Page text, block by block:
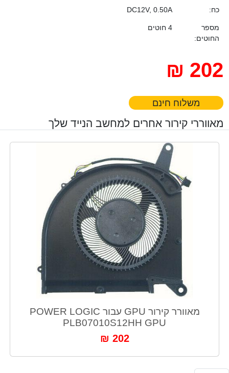
כח: DC12V, 0.50A
מספר
החוטים:
4 חוטים
202 ₪
משלוח חינם
מאווררי קירור אחרים למחשב הנייד שלך
מאוורר קירור GPU עבור POWER LOGIC
PLB07010S12HH GPU
202 ₪